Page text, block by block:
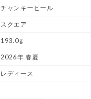
チャンキーヒール
スクエア
193.0g
2026年 春夏
レディース